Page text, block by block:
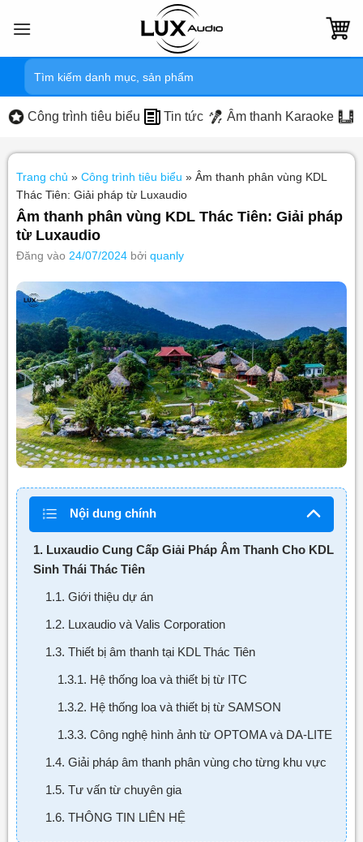
qua
Tìm
kiếm:
Công trình tiêu biểu Tin tức Âm thanh Karaoke
Trang chủ » Công trình tiêu biểu » Âm thanh phân vùng KDL
Thác Tiên: Giải pháp từ Luxaudio
Âm thanh phân vùng KDL Thác Tiên: Giải pháp
từ Luxaudio
Đăng vào 24/07/2024 bởi quanly
Nội dung chính
1. Luxaudio Cung Cấp Giải Pháp Âm Thanh Cho KDL
Sinh Thái Thác Tiên
1.1. Giới thiệu dự án
1.2. Luxaudio và Valis Corporation
1.3. Thiết bị âm thanh tại KDL Thác Tiên
1.3.1. Hệ thống loa và thiết bị từ ITC
1.3.2. Hệ thống loa và thiết bị từ SAMSON
1.3.3. Công nghệ hình ảnh từ OPTOMA và DA-LITE
1.4. Giải pháp âm thanh phân vùng cho từng khu vực
1.5. Tư vấn từ chuyên gia
1.6. THÔNG TIN LIÊN HỆ